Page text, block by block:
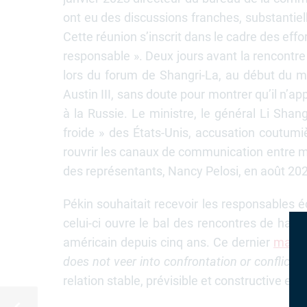
ont eu des discussions franches,
Cette réunion s’inscrit dans le cadre des
responsable ». Deux jours avant la
lors du forum de Shangri-La, au début du
Austin III, sans doute pour montrer qu’il
à la Russie. Le ministre, le général Li
froide » des États-Unis, accusation
rouvrir les canaux de communication entre
des représentants, Nancy Pelosi, en août
Pékin souhaitait recevoir les responsables
celui-ci ouvre le bal des rencontres de
américain depuis cinq ans. Ce dernier
does not veer into confrontation or conflict
relation stable, prévisible et constructive